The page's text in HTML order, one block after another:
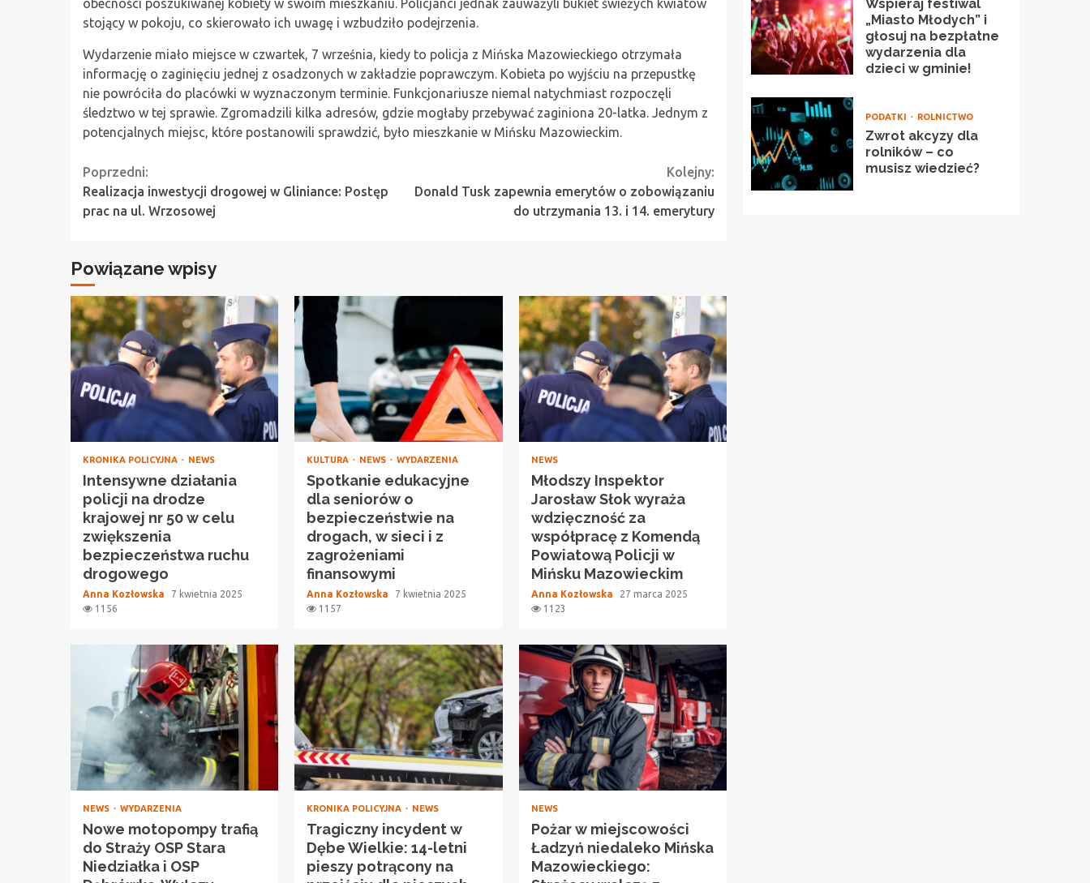
stojący w pokoju, co skierowało ich uwagę i wzbudziło podejrzenia.
Wydarzenie miało miejsce w czwartek, 7 września, kiedy to policja z Mińska Mazowieckiego otrzymała
informację o zaginięciu jednej z osadzonych w zakładzie poprawczym. Kobieta po wyjściu na przepustkę
nie powróciła do placówki w wyznaczonym terminie. Funkcjonariusze niemal natychmiast rozpoczęli
śledztwo w tej sprawie. Zgromadzili kilka adresów, gdzie mogłaby przebywać zaginiona 20-latka. Jednym z
potencjalnych miejsc, które postanowili sprawdzić, było mieszkanie w Mińsku Mazowieckim.
Continue
Reading
Poprzedni:
Realizacja inwestycji drogowej w Gliniance: Postęp
prac na ul. Wrzosowej
Kolejny:
Donald Tusk zapewnia emerytów o zobowiązaniu
do utrzymania 13. i 14. emerytury
Powiązane wpisy
KRONIKA POLICYJNA NEWS
Intensywne działania
policji na drodze
krajowej nr 50 w celu
zwiększenia
bezpieczeństwa ruchu
drogowego
Anna Kozłowska
7 kwietnia 2025
1156
KULTURA NEWS WYDARZENIA
Spotkanie edukacyjne
dla seniorów o
bezpieczeństwie na
drogach, w sieci i z
zagrożeniami
finansowymi
Anna Kozłowska
7 kwietnia 2025
1157
NEWS
Młodszy Inspektor
Jarosław Słok wyraża
wdzięczność za
współpracę z Komendą
Powiatową Policji w
Mińsku Mazowieckim
Anna Kozłowska
27 marca 2025
1123
NEWS WYDARZENIA
Nowe motopompy trafią
do Straży OSP Stara
Niedziałka i OSP
KRONIKA POLICYJNA NEWS
Tragiczny incydent w
Dębe Wielkie: 14-letni
pieszy potrącony na
NEWS
Pożar w miejscowości
Ładzyń niedaleko Mińska
Mazowieckiego:
Wspieraj festiwal
„Miasto Młodych” i
głosuj na bezpłatne
wydarzenia dla
dzieci w gminie!
PODATKI ROLNICTWO
Zwrot akcyzy dla
rolników – co
musisz wiedzieć?